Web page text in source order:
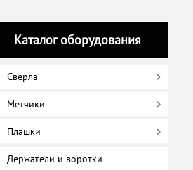
Каталог оборудования
Сверла
Метчики
Плашки
Держатели и воротки